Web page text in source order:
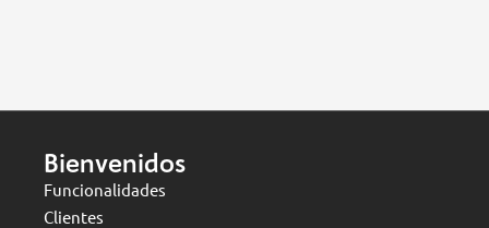
Bienvenidos
Funcionalidades
Clientes